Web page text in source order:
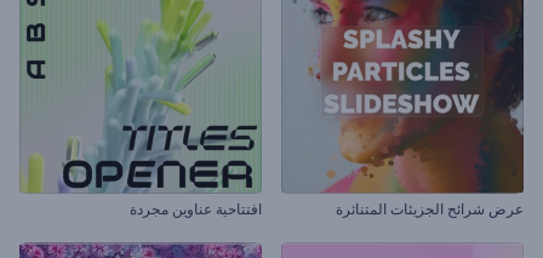
عرض شرائح الجزيئات المتناثرة افتتاحية عناوين مجردة